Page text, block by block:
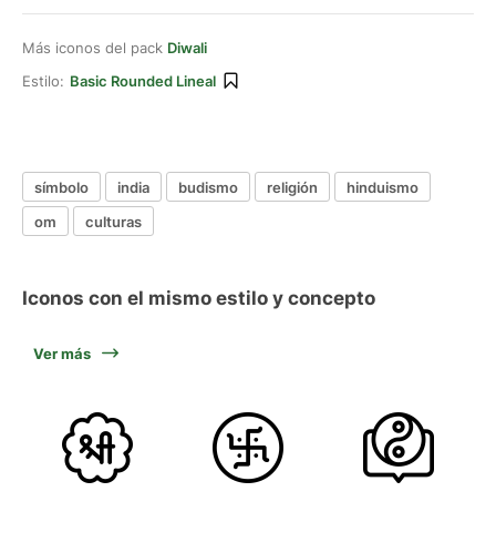
Más iconos del pack Diwali
Estilo: Basic Rounded Lineal
símbolo india budismo religión
hinduismo
om
culturas
Iconos con el mismo estilo y concepto
Ver más